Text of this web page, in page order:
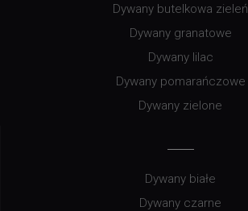
Dywany butelkowa zieleń
Dywany granatowe
Dywany lilac
Dywany pomarańczowe
Dywany zielone
Dywany białe
Dywany czarne